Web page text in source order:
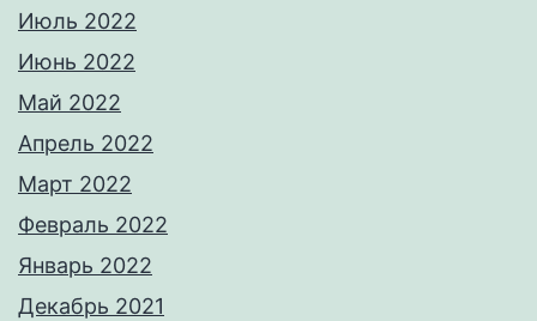
Июль 2022
Июнь 2022
Май 2022
Апрель 2022
Март 2022
Февраль 2022
Январь 2022
Декабрь 2021